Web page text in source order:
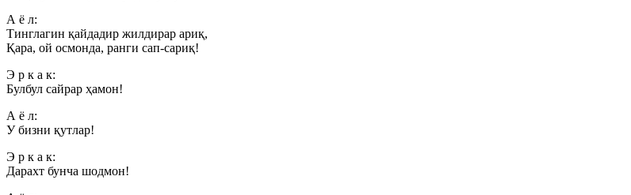
А ё л:
Тинглагин қайдадир жилдирар ариқ,
Қара, ой осмонда, ранги сап-сариқ!
Э р к а к:
Булбул сайрар ҳамон!
А ё л:
У бизни қутлар!
Э р к а к:
Дарахт бунча шодмон!